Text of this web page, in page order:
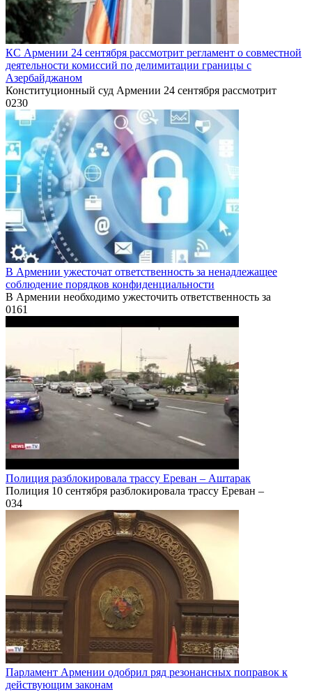
КС Армении 24 сентября рассмотрит регламент о совместной
деятельности комиссий по делимитации границы с
Азербайджаном
Конституционный суд Армении 24 сентября рассмотрит
0230
В Армении ужесточат ответственность за ненадлежащее
соблюдение порядков конфиденциальности
В Армении необходимо ужесточить ответственность за
0161
Полиция разблокировала трассу Ереван – Аштарак
Полиция 10 сентября разблокировала трассу Ереван –
034
Парламент Армении одобрил ряд резонансных поправок к
действующим законам